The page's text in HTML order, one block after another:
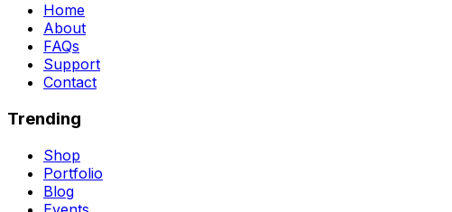
Home
About
FAQs
Support
Contact
Trending
Shop
Portfolio
Blog